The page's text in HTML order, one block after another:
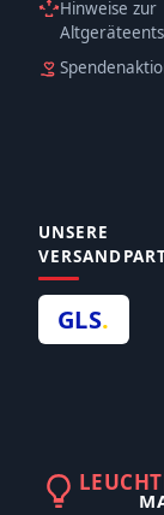
Hinweise zur
UNSERE
GLS.